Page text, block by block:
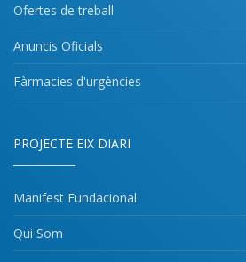
Ofertes de treball
Anuncis Oficials
Fàrmacies d'urgències
PROJECTE EIX DIARI
Manifest Fundacional
Qui Som